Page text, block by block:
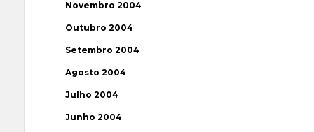
Novembro 2004
Outubro 2004
Setembro 2004
Agosto 2004
Julho 2004
Junho 2004